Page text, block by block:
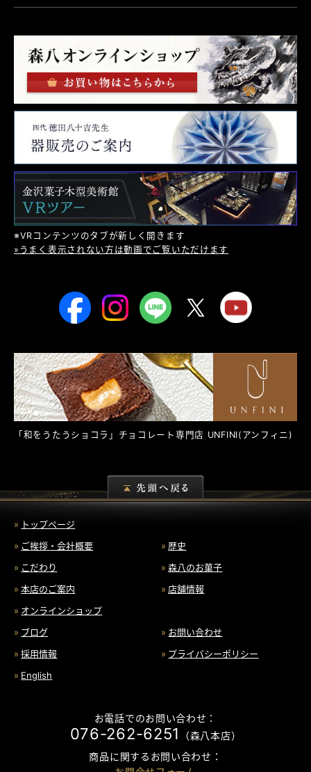
※VRコンテンツのタブが新しく開きます
»うまく表示されない方は動画でご覧いただけます
「和をうたうショコラ」チョコレート専門店 UNFINI(アンフィニ)
トップページ
ご挨拶・会社概要
歴史
こだわり
森八のお菓子
本店のご案内
店舗情報
オンラインショップ
ブログ
お問い合わせ
採用情報
プライバシーポリシー
English
お電話でのお問い合わせ：
076-262-6251
（森八本店）
商品に関するお問い合わせ：